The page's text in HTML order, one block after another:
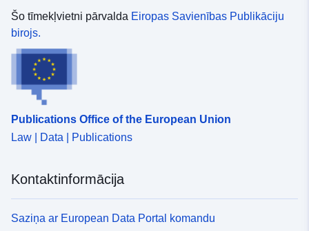
Šo tīmekļvietni pārvalda Eiropas Savienības Publikāciju
birojs.
Publications Office of the European Union
Law | Data | Publications
Kontaktinformācija
Saziņa ar European Data Portal komandu